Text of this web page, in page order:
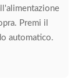
Premi il
automatico.